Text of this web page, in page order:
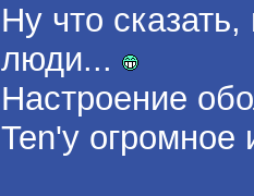
Ну что
люди...
Настроение
Ten'у